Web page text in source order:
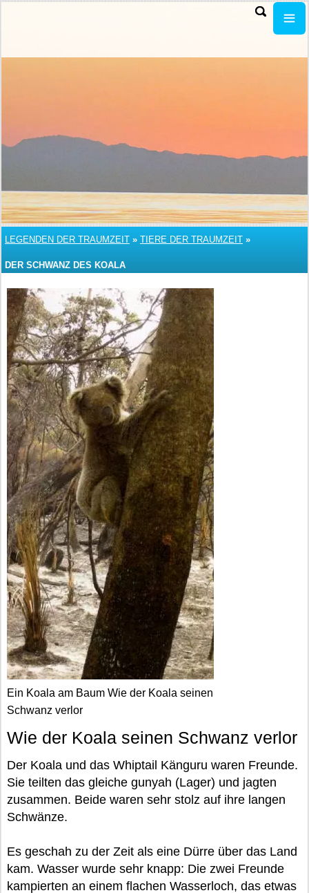
LEGENDEN DER TRAUMZEIT » TIERE DER TRAUMZEIT »
DER SCHWANZ DES KOALA
Ein Koala am Baum Wie der Koala seinen
Schwanz verlor
Wie der Koala seinen Schwanz verlor
Der Koala und das Whiptail Känguru waren Freunde.
Sie teilten das gleiche gunyah (Lager) und jagten
zusammen. Beide waren sehr stolz auf ihre langen
Schwänze.
Es geschah zu der Zeit als eine Dürre über das Land
kam. Wasser wurde sehr knapp: Die zwei Freunde
kampierten an einem flachen Wasserloch, das etwas